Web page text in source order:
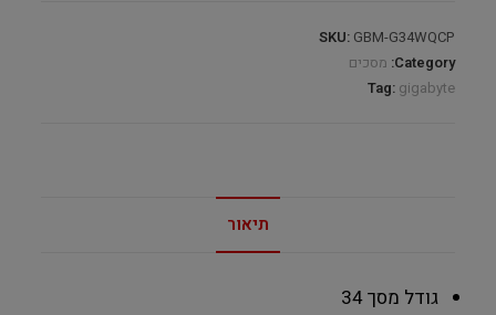
SKU: GBM-G34WQCP
Category: מסכים
Tag: gigabyte
תיאור
גודל מסך34